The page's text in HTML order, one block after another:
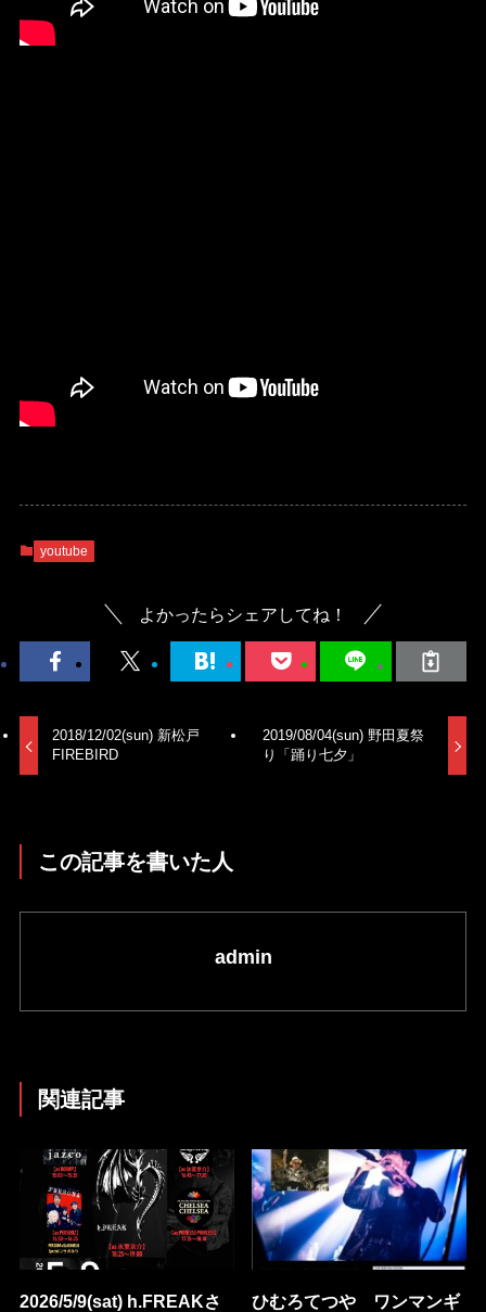
youtube
よかったらシェアしてね！
2018/12/02(sun) 新松戸
FIREBIRD
2019/08/04(sun) 野田夏祭
り「踊り七夕」
この記事を書いた人
admin
関連記事
2026/5/9(sat) h.FREAKさ
ひむろてつや ワンマンギ